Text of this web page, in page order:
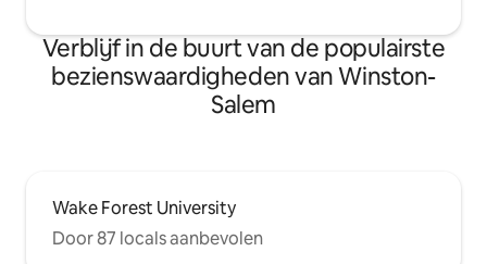
Verblijf in de buurt van de populairste
bezienswaardigheden van Winston-
Salem
Wake Forest University
Door 87 locals aanbevolen